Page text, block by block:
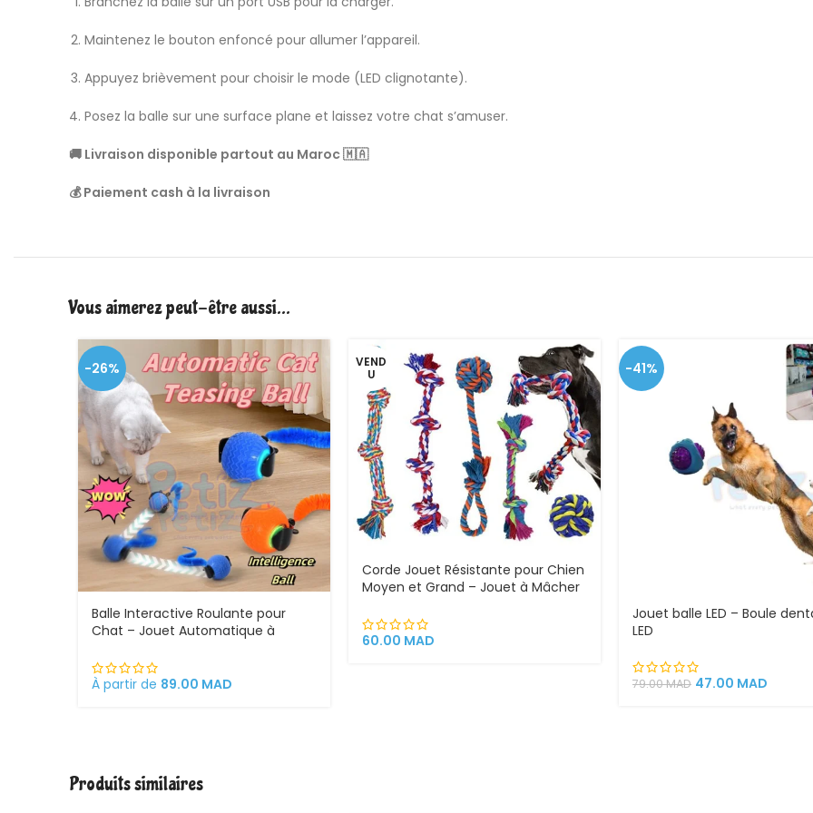
Maintenez le bouton enfoncé pour allumer l’appareil.
Appuyez brièvement pour choisir le mode (LED clignotante).
Posez la balle sur une surface plane et laissez votre chat s’amuser.
🚚 Livraison disponible partout au Maroc 🇲🇦
💰 Paiement cash à la livraison
Vous aimerez peut-être aussi…
-26%
Balle Interactive Roulante pour
Chat – Jouet Automatique à
Jeu et Recharge USB Type-C
À partir de 89.00 MAD
VEND
U
Corde Jouet Résistante pour Chien
Moyen et Grand – Jouet à Mâcher
60.00 MAD
-41%
Jouet balle LED – Boule
LED
79.00MAD 47.00 MAD
Produits similaires